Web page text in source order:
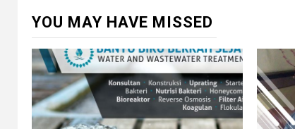
YOU MAY HAVE MISSED